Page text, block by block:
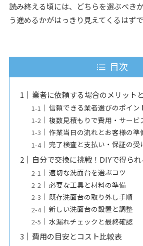
読み終える頃には、どちらを選ぶべき
う進めるかがはっきり見えてくるはずで
目次
業者に依頼する場合のメリット
信頼できる業者選びのポイン
複数見積もりで費用・サービ
作業当日の流れとお客様の準
完了検査と支払い・保証の受
自分で交換に挑戦！DIYで得ら
適切な洗面台を選ぶコツ
必要な工具と材料の準備
既存洗面台の取り外し手順
新しい洗面台の設置と調整
水漏れチェックと最終確認
費用の目安とコスト比較表